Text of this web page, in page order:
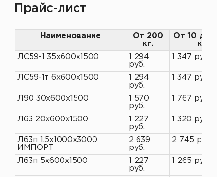
Прайс-лист
Наименование
От 200
кг.
От 10 до
кг
ЛС59-1 35х600х1500
1 294
руб.
1 347 руб.
ЛС59-1т 6х600х1500
1 294
руб.
1 347 руб.
Л90 30х600х1500
1 570
руб.
1 767 руб.
Л63 20х600х1500
1 227
руб.
1 320 руб.
Л63п 1.5х1000х3000
ИМПОРТ
2 639
руб.
2 745 руб.
Л63п 5х600х1500
1 227
руб.
1 265 руб.